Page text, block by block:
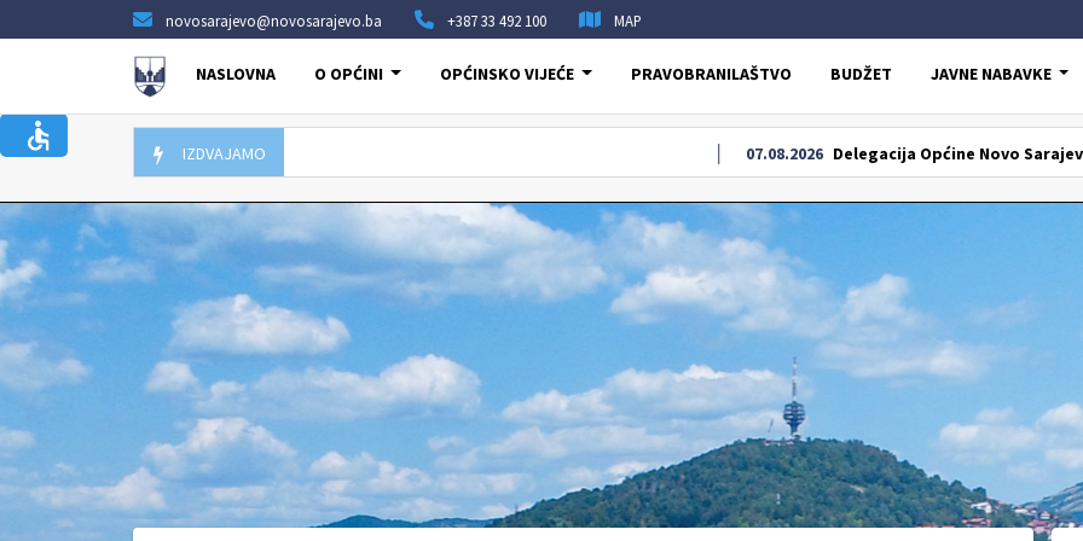
novosarajevo@novosarajevo.ba +387 33 492 100 MAP
NASLOVNA O OPĆINI OPĆINSKO VIJEĆE PRAVOBRANILAŠTVO BUDŽET JAVNE NABAVKE
IZDVAJAMO Delegacija Općine Novo Sarajevo odala